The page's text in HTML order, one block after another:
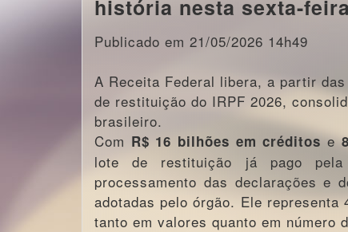
história nesta sexta-
Publicado em 21/05/2026 14h49
A Receita Federal libera, a partir
de restituição do IRPF 2026,
brasileiro.
Com R$ 16 bilhões em créditose
lote de restituição já pago
processamento das declarações e
adotadas pelo órgão. Ele
tanto em valores quanto em número